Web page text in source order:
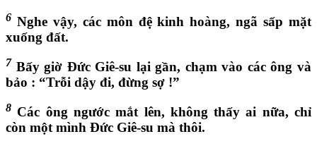
6 Nghe vậy, các môn đệ kinh hoàng, ngã sấp mặt
xuống đất.
7 Bấy giờ Đức Giê-su lại gần, chạm vào các ông và
bảo : “Trỗi dậy đi, đừng sợ !”
8 Các ông ngước mắt lên, không thấy ai nữa, chỉ
còn một mình Đức Giê-su mà thôi.